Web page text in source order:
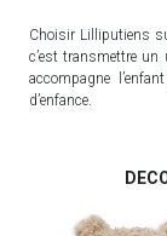
Choisir Lilliputiens
c’est transmettre un
accompagne
d’enfance.